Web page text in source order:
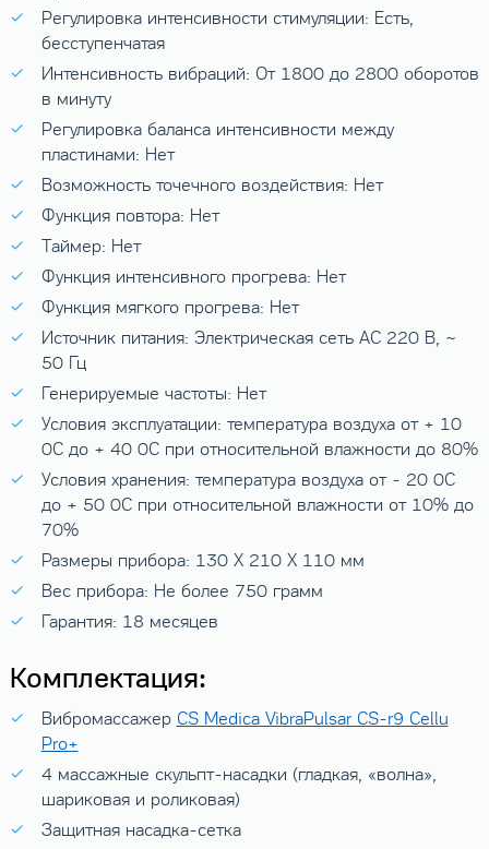
Регулировка интенсивности стимуляции: Есть,
бесступенчатая
Интенсивность вибраций: От 1800 до 2800 оборотов
в минуту
Регулировка баланса интенсивности между
пластинами: Нет
Возможность точечного воздействия: Нет
Функция повтора: Нет
Таймер: Нет
Функция интенсивного прогрева: Нет
Функция мягкого прогрева: Нет
Источник питания: Электрическая сеть АС 220 В, ~
50 Гц
Генерируемые частоты: Нет
Условия эксплуатации: температура воздуха от + 10
0C до + 40 0C при относительной влажности до 80%
Условия хранения: температура воздуха от - 20 0C
до + 50 0C при относительной влажности от 10% до
70%
Размеры прибора: 130 X 210 X 110 мм
Вес прибора: Не более 750 грамм
Гарантия: 18 месяцев
Комплектация:
Вибромассажер CS Medica VibraPulsar CS-r9 Cellu
Pro+
4 массажные скульпт-насадки (гладкая, «волна»,
шариковая и роликовая)
Защитная насадка-сетка